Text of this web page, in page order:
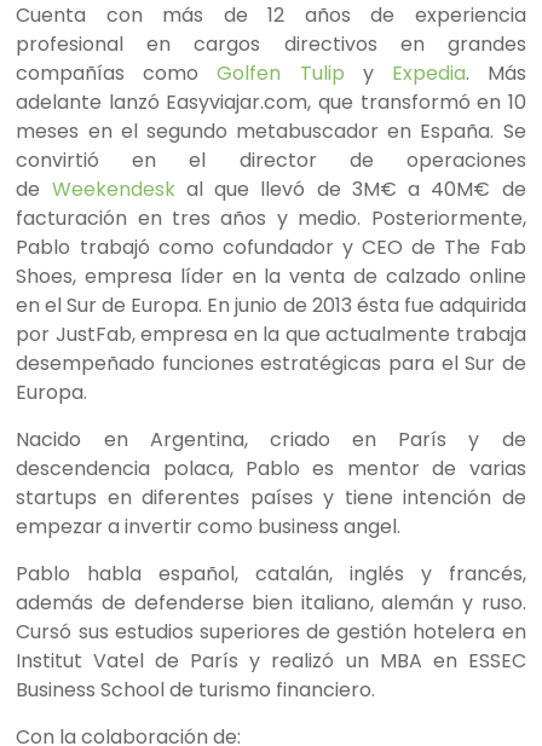
Cuenta con más de 12 años de experiencia
profesional en cargos directivos en grandes
compañías comoGolfen Tulip y Expedia. Más
adelante lanzó Easyviajar.com, que transformó en 10
meses en el segundo metabuscador en España. Se
convirtió en el director de operaciones
de Weekendeskal que llevó de 3M€ a 40M€ de
facturación en tres años y medio. Posteriormente,
Pablo trabajó como cofundador y CEO de The Fab
Shoes, empresa líder en la venta de calzado online
en el Sur de Europa. En junio de 2013 ésta fue adquirida
por JustFab, empresa en la que actualmente trabaja
desempeñado funciones estratégicas para el Sur de
Europa.
Nacido en Argentina, criado en París y de
descendencia polaca, Pablo es mentor de varias
startups en diferentes países y tiene intención de
empezar a invertir como business angel.
Pablo habla español, catalán, inglés y francés,
además de defenderse bien italiano, alemán y ruso.
Cursó sus estudios superiores de gestión hotelera en
Institut Vatel de París y realizó un MBA en ESSEC
Business School de turismo financiero.
Con la colaboración de: